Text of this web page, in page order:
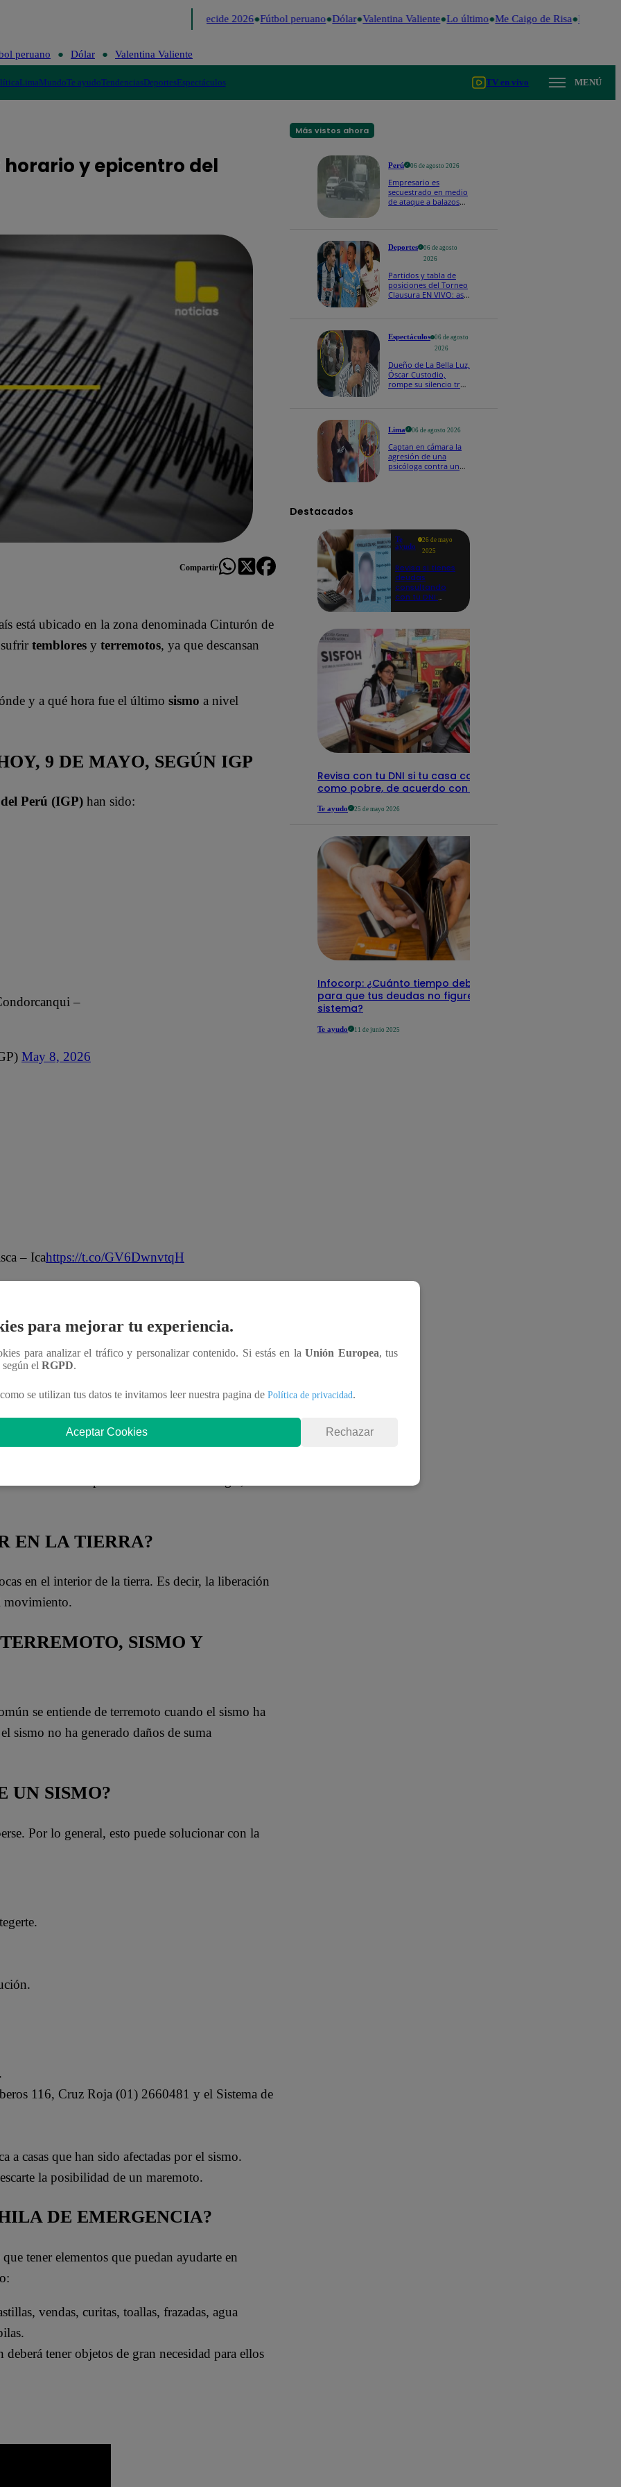
Perú Decide 2026 Fútbol peruano Dólar Valentina Valiente Lo último Me Caigo de Risa Perú
peruano Dólar Valentina Valiente
LimaMundoTe ayudoTendenciasDeportesEspectáculos TV en vivo MENÚ
horario y epicentro del
Compartir
está ubicado en la zona denominada Cinturón de
temblores y terremotos, ya que descansan
y a qué hora fue el último sismo a nivel
9 DE MAYO, SEGÚN IGP
Perú (IGP) han sido:
–
May 8, 2026
– Icahttps://t.co/GV6DwnvtqH
en Perú eneste enlace.
Descentralizado del Ministerio del Ambiente
decir, su primordial función es la de estudiar
físicas e historia evolutiva de la Tierra.
en áreas tan importantes como: Sismología,
EN LA TIERRA?
en el interior de la tierra. Es decir, la liberación
movimiento.
SISMO Y
se entiende de terremoto cuando el sismo ha
sismo no ha generado daños de suma
UN SISMO?
Por lo general, esto puede solucionar con la
116, Cruz Roja (01) 2660481 y el Sistema de
a casas que han sido afectadas por el sismo.
la posibilidad de un maremoto.
DE EMERGENCIA?
tener elementos que puedan ayudarte en
vendas, curitas, toallas, frazadas, agua
tener objetos de gran necesidad para ellos
Más vistos ahora
Perú 06 de agosto 2026
Empresario es
secuestrado en medio
de ataque a balazos
Deportes
06 de agosto
2026
Partidos y tabla de
posiciones del Torneo
Clausura EN VIVO: así
Espectáculos
06 de agosto
2026
Dueño de La Bella Luz,
Óscar Custodio,
rompe su silencio tras
Lima 06 de agosto 2026
Captan en cámara la
agresión de una
psicóloga contra un
Destacados
Te
ayudo
26 de mayo
2025
Revisa si tienes
deudas
consultando
con tu DNI:
Revisa con tu DNI si tu casa califica
como pobre, de acuerdo con el Sisfoh
Te ayudo 25 de mayo 2026
Infocorp: ¿Cuánto tiempo debe pasar
para que tus deudas no figuren en su
sistema?
Te ayudo 11 de junio 2025
para mejorar tu experiencia.
para analizar el tráfico y personalizar contenido. Si estás en laUnión Europea, tus
según el RGPD.
se utilizan tus datos te invitamos leer nuestra pagina de Política de privacidad.
Aceptar Cookies Rechazar